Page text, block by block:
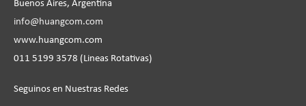
Buenos Aires, Argentina
info@huangcom.com
www.huangcom.com
011 5199 3578 (Lineas Rotativas)
Seguinos en Nuestras Redes